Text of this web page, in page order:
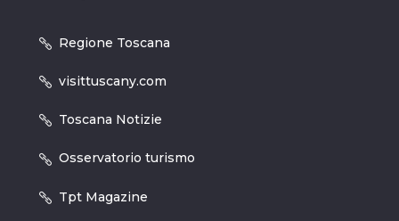
Regione Toscana
visittuscany.com
Toscana Notizie
Osservatorio turismo
Tpt Magazine